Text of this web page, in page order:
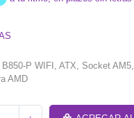
P WIFI, ATX, Socket
AMD